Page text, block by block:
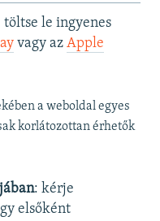
töltse le ingyenes
vagy az Apple
a weboldal egyes
korlátozottan érhetők
: kérje
elsőként